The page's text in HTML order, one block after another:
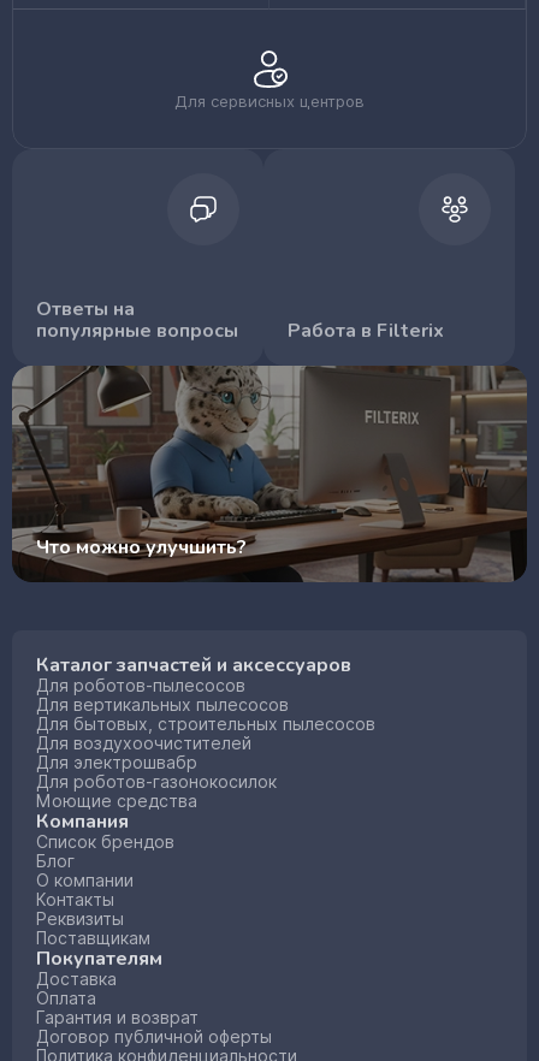
Для сервисных центров
Ответы на
популярные вопросы
Работа в Filterix
Что можно улучшить?
Каталог запчастей и аксессуаров
Для роботов-пылесосов
Для вертикальных пылесосов
Для бытовых, строительных пылесосов
Для воздухоочистителей
Для электрошвабр
Для роботов-газонокосилок
Моющие средства
Компания
Список брендов
Блог
О компании
Контакты
Реквизиты
Поставщикам
Покупателям
Доставка
Оплата
Гарантия и возврат
Договор публичной оферты
Политика конфиденциальности